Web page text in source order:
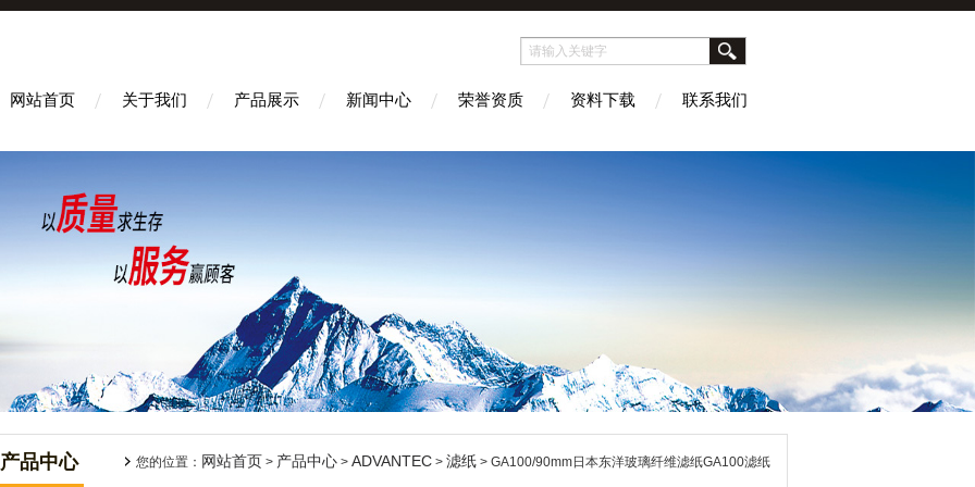
网站首页 关于我们 产品展示 新闻中心 荣誉资质 资料下载 联系我们
产品中心 您的位置： 网站首页 > 产品中心 > ADVANTEC > 滤纸 > GA100/90mm日本东洋玻璃纤维滤纸GA100滤纸